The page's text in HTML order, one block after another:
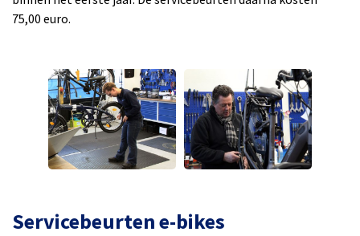
75,00 euro.
Servicebeurten e-bikes